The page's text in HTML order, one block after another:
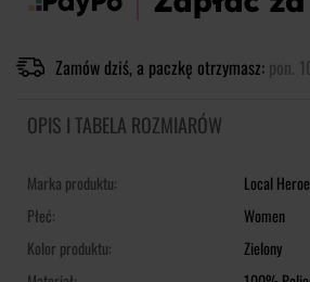
Zamów dziś, a paczkę otrzymasz: pon.
OPIS I TABELA ROZMIARÓW
Marka produktu:
Local
Płeć:
Women
Kolor produktu:
Zielony